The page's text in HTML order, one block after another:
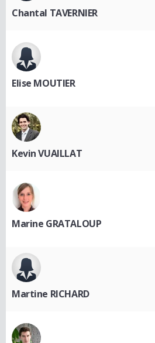
Chantal TAVERNIER
Elise MOUTIER
Kevin VUAILLAT
Marine GRATALOUP
Martine RICHARD